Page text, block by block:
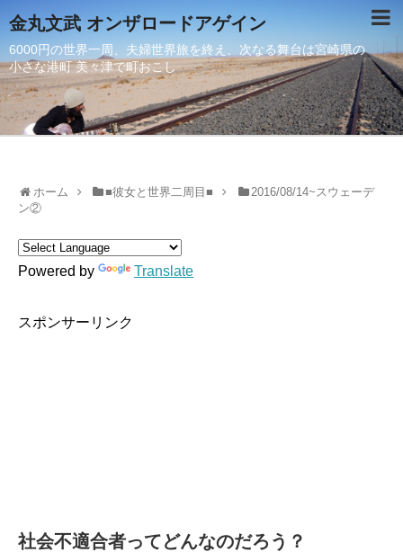
金丸文武 オンザロードアゲイン
6000円の世界一周、夫婦世界旅を終え、次なる舞台は宮崎県の
小さな港町 美々津で町おこし
ホーム ■彼女と世界二周目■
2016/08/14~スウェーデ
ン②
Powered by Translate
スポンサーリンク
社会不適合者ってどんなのだろう？